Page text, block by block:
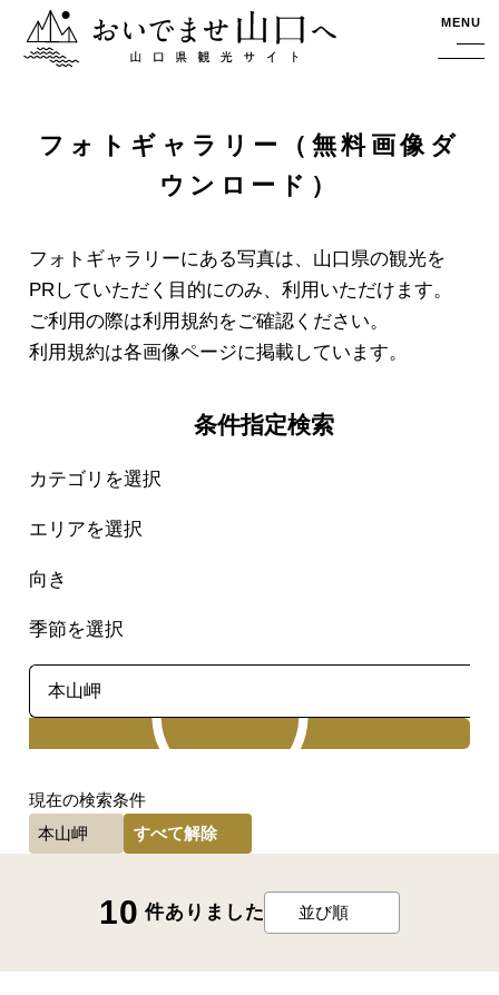
おいでませ山口へー山口県観光サイト MENU
フォトギャラリー（無料画像ダ
ウンロード）
フォトギャラリーにある写真は、山口県の観光を
PRしていただく目的にのみ、利用いただけます。
ご利用の際は利用規約をご確認ください。
利用規約は各画像ページに掲載しています。
条件指定検索
カテゴリを選択
エリアを選択
向き
季節を選択
現在の検索条件
本山岬
すべて解除
10 件ありました 並び順